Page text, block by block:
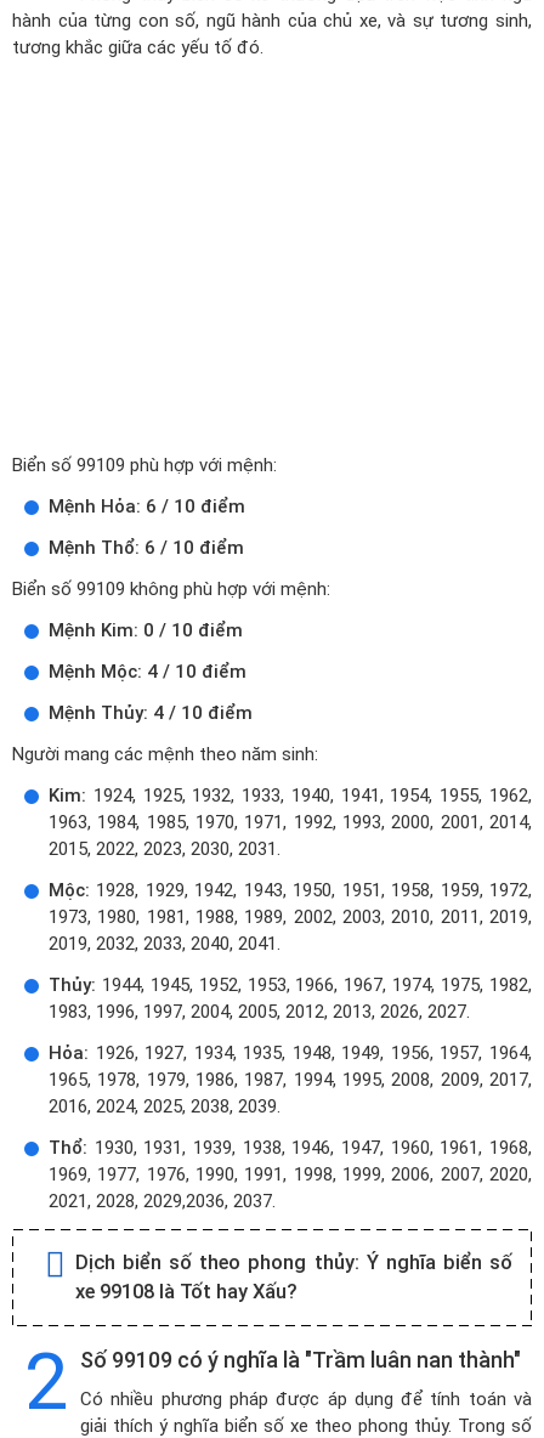
hành của từng con số, ngũ hành của chủ xe, và sự tương sinh,
tương khắc giữa các yếu tố đó.
Biển số 99109 phù hợp với mệnh:
Mệnh Hỏa: 6 / 10 điểm
Mệnh Thổ: 6 / 10 điểm
Biển số 99109 không phù hợp với mệnh:
Mệnh Kim: 0 / 10 điểm
Mệnh Mộc: 4 / 10 điểm
Mệnh Thủy: 4 / 10 điểm
Người mang các mệnh theo năm sinh:
Kim: 1924, 1925, 1932, 1933, 1940, 1941, 1954, 1955, 1962,
1963, 1984, 1985, 1970, 1971, 1992, 1993, 2000, 2001, 2014,
2015, 2022, 2023, 2030, 2031.
Mộc: 1928, 1929, 1942, 1943, 1950, 1951, 1958, 1959, 1972,
1973, 1980, 1981, 1988, 1989, 2002, 2003, 2010, 2011, 2019,
2019, 2032, 2033, 2040, 2041.
Thủy: 1944, 1945, 1952, 1953, 1966, 1967, 1974, 1975, 1982,
1983, 1996, 1997, 2004, 2005, 2012, 2013, 2026, 2027.
Hỏa: 1926, 1927, 1934, 1935, 1948, 1949, 1956, 1957, 1964,
1965, 1978, 1979, 1986, 1987, 1994, 1995, 2008, 2009, 2017,
2016, 2024, 2025, 2038, 2039.
Thổ: 1930, 1931, 1939, 1938, 1946, 1947, 1960, 1961, 1968,
1969, 1977, 1976, 1990, 1991, 1998, 1999, 2006, 2007, 2020,
2021, 2028, 2029,2036, 2037.
Dịch biển số theo phong thủy: Ý nghĩa biển số
xe 99108 là Tốt hay Xấu?
2 Số 99109 có ý nghĩa là "Trầm luân nan thành"
Có nhiều phương pháp được áp dụng để tính toán và
giải thích ý nghĩa biển số xe theo phong thủy. Trong số